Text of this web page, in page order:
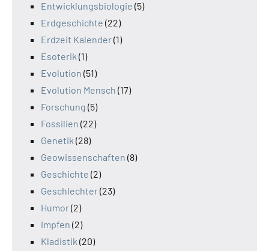
Entwicklungsbiologie (5)
Erdgeschichte (22)
Erdzeit Kalender(1)
Esoterik (1)
Evolution (51)
Evolution Mensch (17)
Forschung (5)
Fossilien (22)
Genetik (28)
Geowissenschaften (8)
Geschichte (2)
Geschlechter(23)
Humor(2)
Impfen (2)
Kladistik (20)